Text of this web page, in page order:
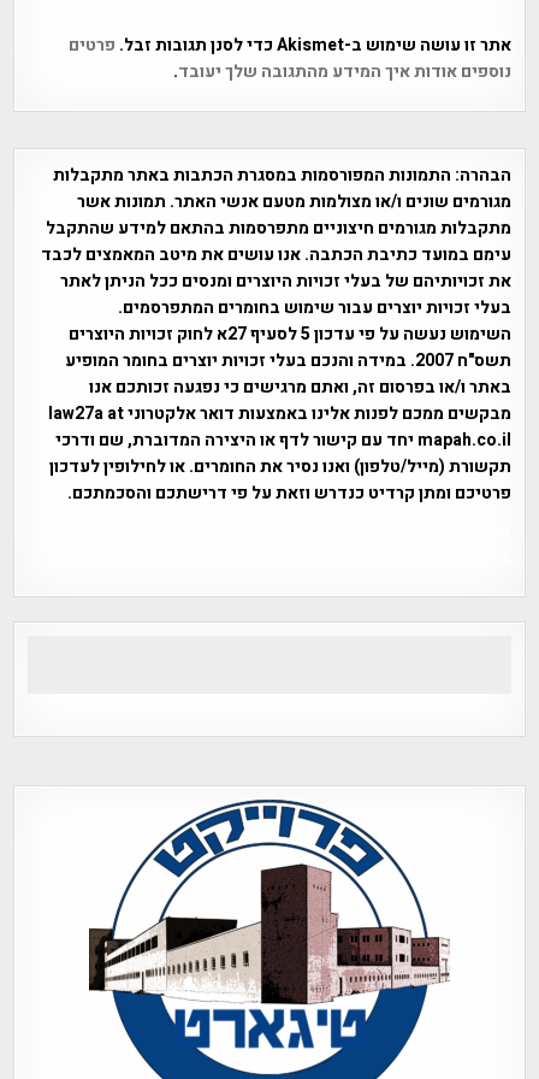
אתר זו עושה שימוש ב-Akismet כדי לסנן תגובות זבל.
פרטים
נוספים אודות איך המידע מהתגובה שלך יעובד.
הבהרה: התמונות המפורסמות במסגרת הכתבות באתר מתקבלות
מגורמים שונים ו/או מצולמות מטעם אנשי האתר. תמונות אשר
מתקבלות מגורמים חיצוניים מתפרסמות בהתאם למידע שהתקבל
עימם במועד כתיבת הכתבה. אנו עושים את מיטב המאמצים לכבד
את זכויותיהם של בעלי זכויות היוצרים ומנסים ככל הניתן לאתר
בעלי זכויות יוצרים עבור שימוש בחומרים המתפרסמים.
השימוש נעשה על פי עדכון 5 לסעיף 27א לחוק זכויות היוצרים
תשס"ח 2007. במידה והנכם בעלי זכויות יוצרים בחומר המופיע
באתר ו/או בפרסום זה, ואתם מרגישים כי נפגעה זכותכם אנו
מבקשים ממכם לפנות אלינו באמצעות דואר אלקטרוני law27a at
mapah.co.il יחד עם קישור לדף או היצירה המדוברת, שם ודרכי
תקשורת (מייל/טלפון) ואנו נסיר את החומרים. או לחילופין לעדכון
פרטיכם ומתן קרדיט כנדרש וזאת על פי דרישתכם והסכמתכם.